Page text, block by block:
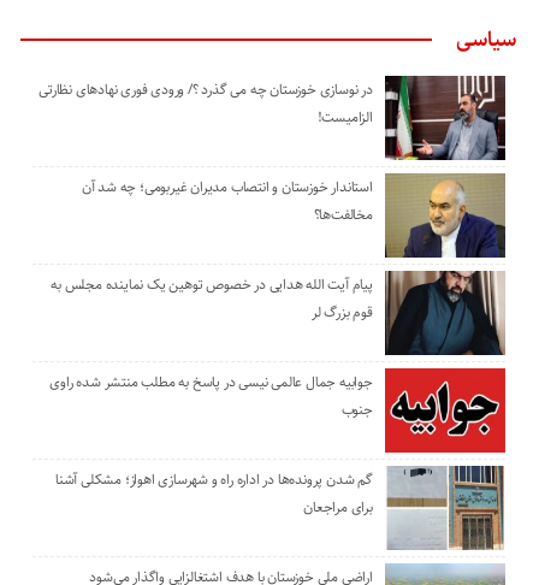
سیاسی
در نوسازی خوزستان چه می گذرد ؟/ ورودی فوری نهادهای نظارتی
الزامیست!
استاندار خوزستان و انتصاب مدیران غیربومی؛ چه شد آن
مخالفت‌ها؟
پیام آیت الله هدایی در خصوص توهین یک نماینده مجلس به
قوم بزرگ لر
جوابیه جمال عالمی نیسی در پاسخ به مطلب منتشر شده راوی
جنوب
گم شدن پرونده‌ها در اداره راه و شهرسازی اهواز؛ مشکلی آشنا
برای مراجعان
اراضی ملی خوزستان با هدف اشتغالزایی واگذار می‌شود